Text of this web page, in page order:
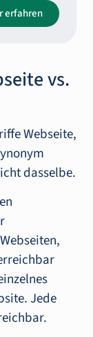
erfahren
vs.
Webseite,
dasselbe.
Jede